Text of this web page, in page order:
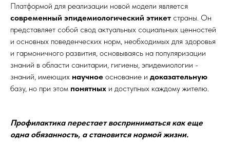
Платформой для реализации новой модели является
современный эпидемиологический этикет страны. Он
представляет собой свод актуальных социальных ценностей
и основных поведенческих норм, необходимых для здоровья
и гармоничного развития, основываясь на популяризации
знаний в области санитарии, гигиены, эпидемиологии -
знаний, имеющих научное основание и доказательную
базу, но при этом понятных и доступных каждому жителю.
Профилактика перестает восприниматься как еще
одна обязанность, а становится нормой жизни.